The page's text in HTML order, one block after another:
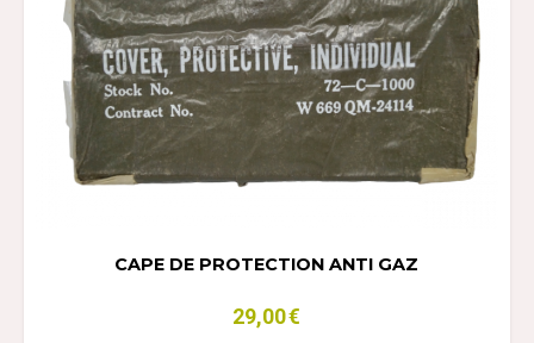
CAPE DE PROTECTION ANTI GAZ
29,00€